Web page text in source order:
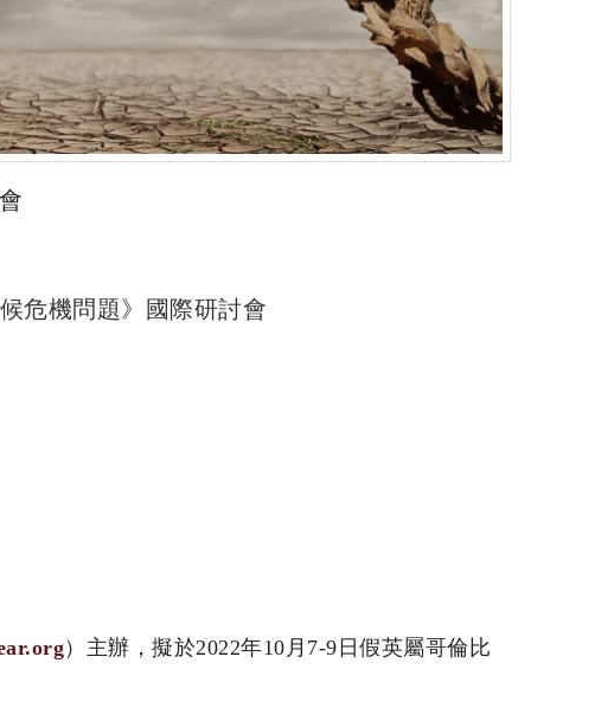
危機問題》國際研討會
）主辦，擬於2022年10月7-9日假英屬哥倫比